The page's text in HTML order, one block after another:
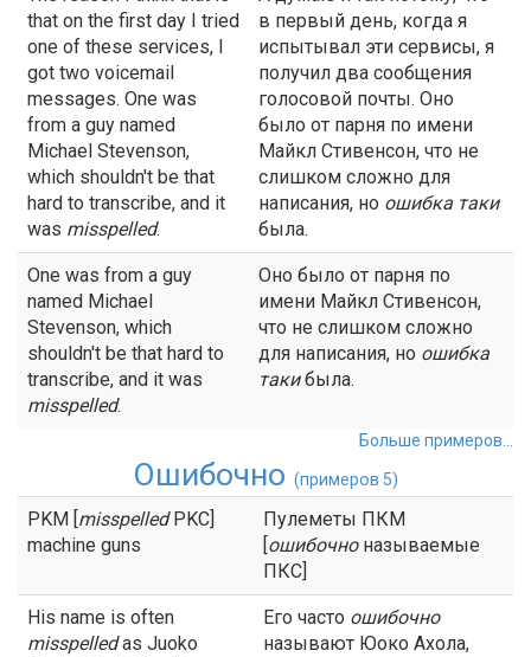
that on the first day I tried
one of these services, I
got two voicemail
messages. One was
from a guy named
Michael Stevenson,
which shouldn't be that
hard to transcribe, and it
was misspelled.
в первый день, когда я
испытывал эти сервисы, я
получил два сообщения
голосовой почты. Оно
было от парня по имени
Майкл Стивенсон, что не
слишком сложно для
написания, но ошибка таки
была.
One was from a guy
named Michael
Stevenson, which
shouldn't be that hard to
transcribe, and it was
misspelled.
Оно было от парня по
имени Майкл Стивенсон,
что не слишком сложно
для написания, но ошибка
такибыла.
Больше примеров...
Ошибочно (примеров 5)
PKM [misspelledPKC]
machine guns
Пулеметы ПКМ
[ошибочноназываемые
ПКС]
His name is often
misspelledas Juoko
Его часто ошибочно
называют Юоко Ахола,